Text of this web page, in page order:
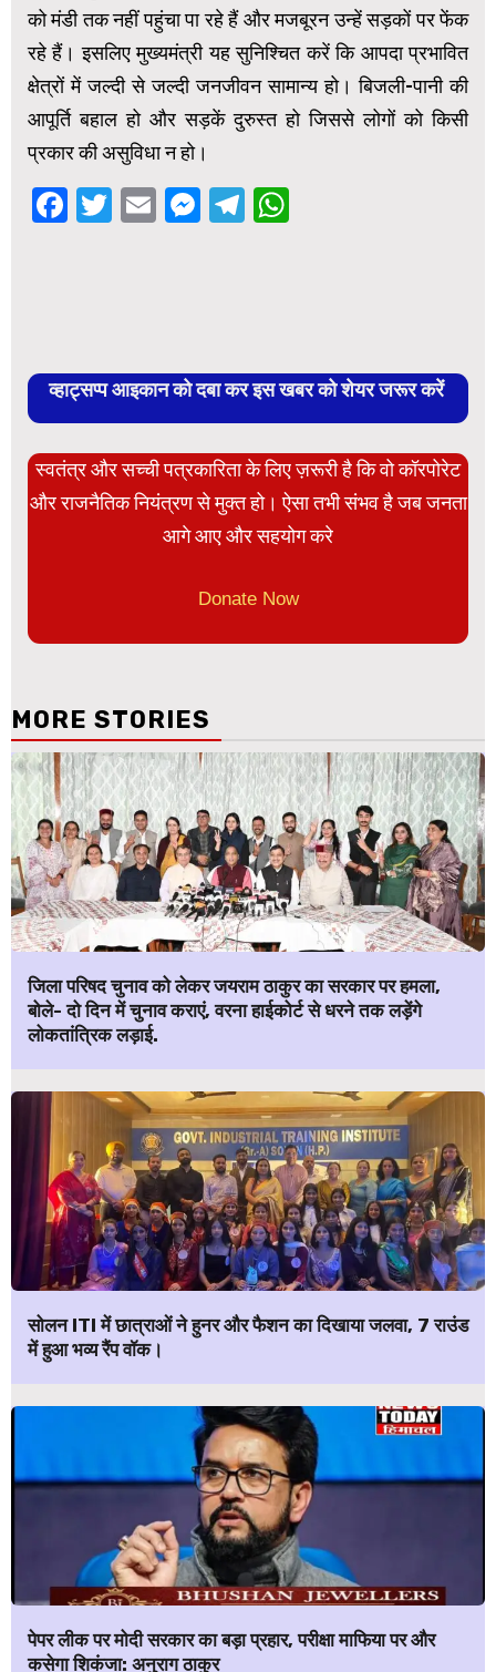
को मंडी तक नहीं पहुंचा पा रहे हैं और मजबूरन उन्हें सड़कों पर फेंक
रहे हैं। इसलिए मुख्यमंत्री यह सुनिश्चित करें कि आपदा प्रभावित
क्षेत्रों में जल्दी से जल्दी जनजीवन सामान्य हो। बिजली-पानी की
आपूर्ति बहाल हो और सड़कें दुरुस्त हो जिससे लोगों को किसी
प्रकार की असुविधा न हो।
Facebook
Twitter
EmailMessenger
Telegram
व्हाट्सप्प आइकान को दबा कर इस खबर को शेयर जरूर करें
स्वतंत्र और सच्ची पत्रकारिता के लिए ज़रूरी है कि वो कॉरपोरेट
और राजनैतिक नियंत्रण से मुक्त हो। ऐसा तभी संभव है जब जनता
आगे आए और सहयोग करे
Donate Now
MORE STORIES
जिला परिषद चुनाव को लेकर जयराम ठाकुर का सरकार पर हमला,
बोले- दो दिन में चुनाव कराएं, वरना हाईकोर्ट से धरने तक लड़ेंगे
लोकतांत्रिक लड़ाई.
सोलन ITI में छात्राओं ने हुनर और फैशन का दिखाया जलवा, 7 राउंड
में हुआ भव्य रैंप वॉक।
पेपर लीक पर मोदी सरकार का बड़ा प्रहार, परीक्षा माफिया पर और
कसेगा शिकंजा: अनुराग ठाकुर